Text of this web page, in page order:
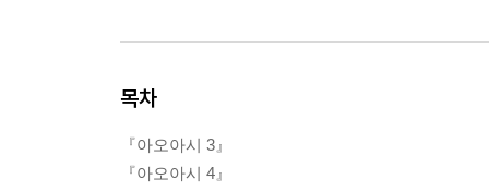
목차
『아오아시 3』
『아오아시 4』